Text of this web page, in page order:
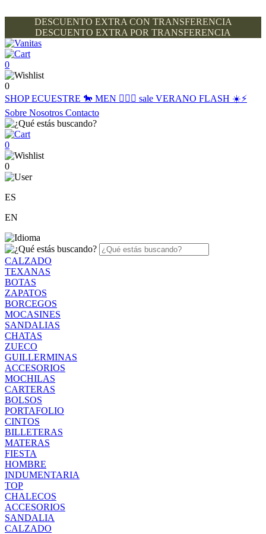
DESCUENTO EXTRA CON TRANSFERENCIA
DESCUENTO EXTRA POR TRANSFERENCIA
0
0
SHOPECUESTRE 🐎 MEN 🙋🏽‍♂️ sale VERANO FLASH ☀️⚡️
Sobre Nosotros Contacto
0
0
ES
EN
CALZADO
TEXANAS
BOTAS
ZAPATOS
BORCEGOS
MOCASINES
SANDALIAS
CHATAS
ZUECO
GUILLERMINAS
ACCESORIOS
MOCHILAS
CARTERAS
BOLSOS
PORTAFOLIO
CINTOS
BILLETERAS
MATERAS
FIESTA
HOMBRE
INDUMENTARIA
TOP
CHALECOS
ACCESORIOS
SANDALIA
CALZADO